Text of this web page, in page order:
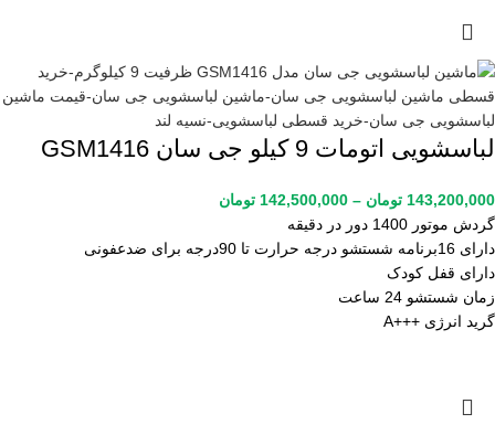
لباسشویی اتومات 9 کیلو جی سان GSM1416
143,200,000 تومان –
142,500,000 تومان
گردش موتور 1400 دور در دقیقه
دارای 16برنامه شستشو درجه حرارت تا 90درجه برای ضدعفونی
دارای قفل کودک
زمان شستشو 24 ساعت
گرید انرژی +++A